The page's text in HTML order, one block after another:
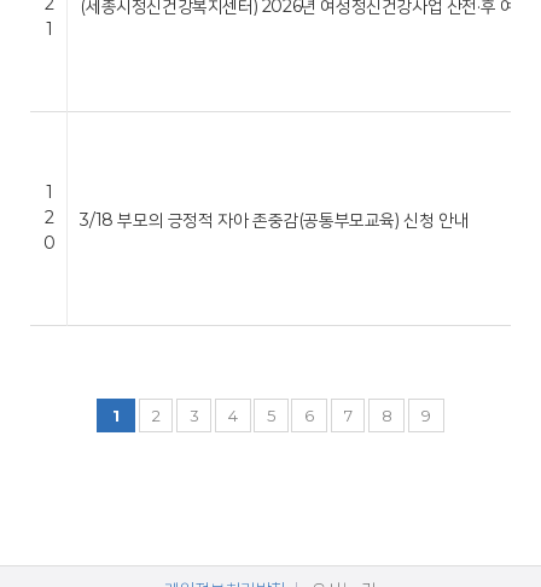
1
(세종시정신건강복지센터) 2026년 여성정신건강사업 산전·후 여성
1
2
0
3/18 부모의 긍정적 자아 존중감(공통부모교육) 신청 안내
1 2 3 4 5 6 7 8 9